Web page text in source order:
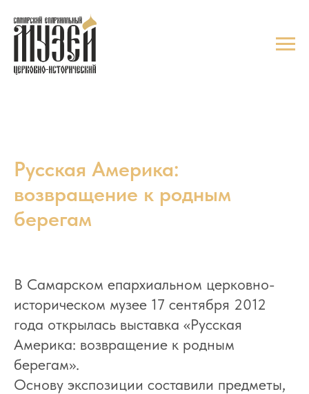
Русская Америка:
возвращение к родным
берегам
В Самарском епархиальном церковно-
историческом музее 17 сентября 2012
года открылась выставка «Русская
Америка: возвращение к родным
берегам».
Основу экспозиции составили предметы,